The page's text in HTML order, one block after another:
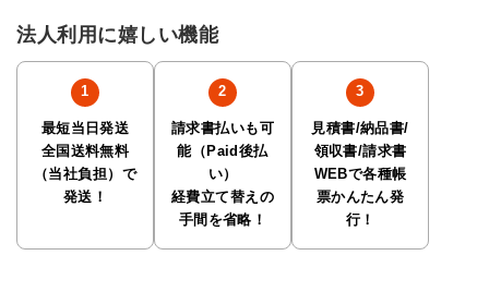
法人利用に嬉しい機能
最短当日発送
全国送料無料
（当社負担）で
発送！
請求書払いも可
能（Paid後払
い）
経費立て替えの
手間を省略！
見積書/納品書/
領収書/請求書
WEBで各種帳
票かんたん発
行！